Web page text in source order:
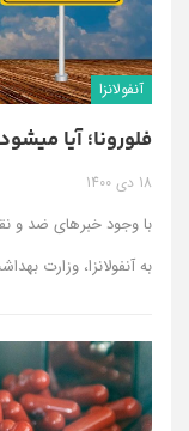
آنفولانزا
فلورونا؛ آیا
18 دی 1400
با وجود خبر‌های ضد و
به آنفولانزا، وزارت